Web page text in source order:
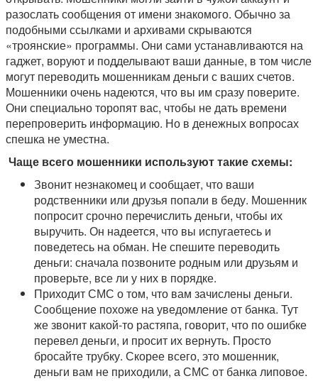
разослать сообщения от имени знакомого. Обычно за
подобными ссылками и архивами скрываются
«троянские» программы. Они сами устанавливаются на
гаджет, воруют и подделывают ваши данные, в том числе
могут переводить мошенникам деньги с ваших счетов.
Мошенники очень надеются, что вы им сразу поверите.
Они специально торопят вас, чтобы не дать времени
перепроверить информацию. Но в денежных вопросах
спешка не уместна.
Чаще всего мошенники используют такие схемы:
Звонит незнакомец и сообщает, что ваши
родственники или друзья попали в беду. Мошенник
попросит срочно перечислить деньги, чтобы их
выручить. Он надеется, что вы испугаетесь и
поведетесь на обман. Не спешите переводить
деньги: сначала позвоните родным или друзьям и
проверьте, все ли у них в порядке.
Приходит СМС о том, что вам зачислены деньги.
Сообщение похоже на уведомление от банка. Тут
же звонит какой-то растяпа, говорит, что по ошибке
перевел деньги, и просит их вернуть. Просто
бросайте трубку. Скорее всего, это мошенник,
деньги вам не приходили, а СМС от банка липовое.